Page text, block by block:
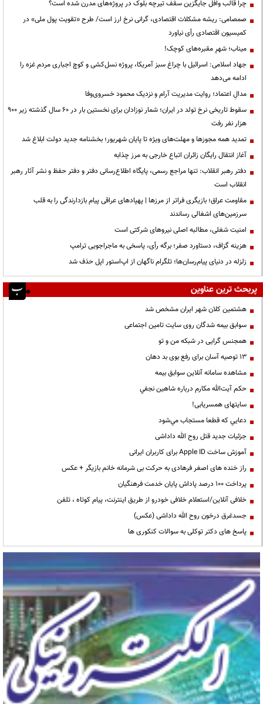
چرا قالب وافل جایگزین سقف تیرچه بلوک در پروژه‌های مدرن شده است؟
صمصامی: ریشه مشکلات اقتصادی، گرانی نرخ ارز است/ طرح «تقویت پول ملی» در
کمیسیون اقتصادی رأی نیاورد
میناب؛ شهرِ مقبره‌های کوچک!
جهاد اسلامی: اسرائیل با چراغ سبز آمریکا، پروژه نسل‌کشی و کوچ اجباری مردم غزه را
ادامه می‌دهد
مدالِ اعتماد؛ روایت مدیریت آرام و نزدیک محمود خسروی‌وفا
سقوط تاریخی نرخ تولد در ایران؛ شمار نوزادان برای نخستین بار در ۶۰ سال گذشته زیر ۹۰۰
هزار نفر رفت
تمدید همه مجوزها و مهلت‌های ویژه تا پایان شهریور؛ بخشنامه جدید دولت ابلاغ شد
آغاز انتقال رایگان زائران اتباع خارجی به مرز چذابه
دفتر رهبر انقلاب: تنها مراجع رسمی، پایگاه اطلاع‌رسانی دفتر و دفتر حفظ و نشر آثار رهبر
انقلاب است
مقاومت عراق؛ بازیگری فراتر از مرزها | پهپادهای عراقی پیام بازدارندگی را به قلب
سرزمین‌های اشغالی رساندند
‌امنیت شغلی، مطالبه اصلی نیروهای شرکتی است
هزینه گزاف، دستاورد صفر؛ برگه رأی، پاسخی به ماجراجویی ترامپ
زلزله در دنیای پیام‌رسان‌ها؛ تلگرام ناگهان از اپ‌استور اپل حذف شد
پربحث ترین عناوین
هشتمین کلان شهر ایران مشخص شد
سوابق بیمه شدگان روی سایت تامین اجتماعی
همجنس گرایی در شبکه من و تو
13 توصیه آسان برای رفع بوی بد دهان
مشاهده سامانه آنلاين سوابق بیمه
حكم آيت‌الله مكارم درباره شاهين نجفي
سایتهای همسریابی!
دعايي كه قطعا مستجاب مي‌شود
جزئیات جدید قتل روح الله داداشی
آموزش ساخت Apple ID برای کاربران ایرانی
راز خنده های اصغر فرهادی به حرکت بی شرمانه خانم بازیگر + عکس
پرداخت ۱۰۰ درصد پاداش پایان خدمت فرهنگیان
خلافی آنلاین/استعلام خلافی خودرو از طریق اینترنت، پیام کوتاه ، تلفن
جسدغرق درخون روح الله داداشی (عکس)
پاسخ های دکتر توکلی به سوالات کنکوری ها